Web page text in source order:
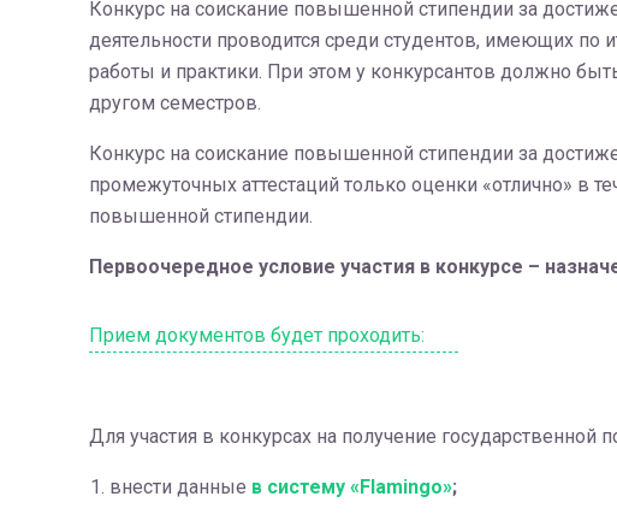
Конкурс на соискание повышенной стипендии за
деятельности проводится среди студентов, имеющих по
работы и практики. При этом у конкурсантов должно
другом семестров.
Конкурс на соискание повышенной стипендии за
промежуточных аттестаций только оценки «отлично»
повышенной стипендии.
Первоочередное условие участия в конкурсе –
Прием документов будет проходить:
Для участия в конкурсах на получение
внести данные в систему «Flamingo»;